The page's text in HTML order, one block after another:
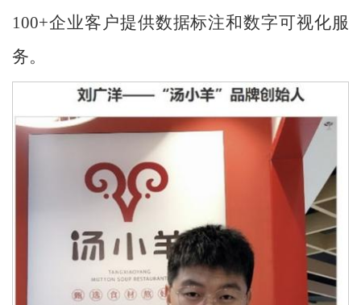
100+企业客户提供数据标注和数字可视化服
务。